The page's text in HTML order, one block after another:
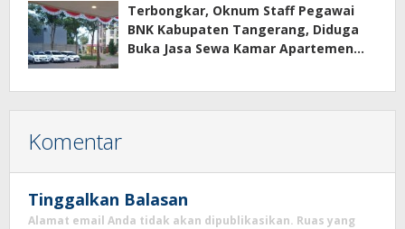
Terbongkar, Oknum Staff Pegawai
BNK Kabupaten Tangerang, Diduga
Buka Jasa Sewa Kamar Apartemen
Komentar
Tinggalkan Balasan
Alamat email Anda tidak akan dipublikasikan. Ruas yang